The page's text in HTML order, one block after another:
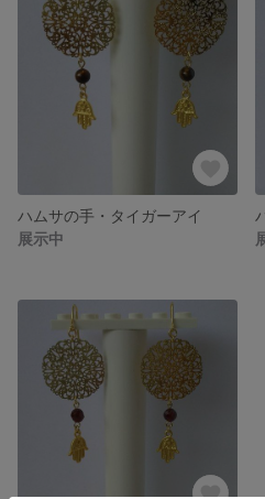
ハムサの手・タイガーアイ
展示中